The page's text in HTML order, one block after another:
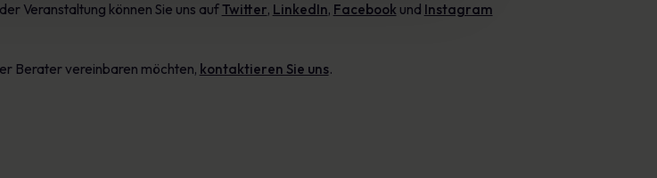
Veranstaltung können Sie uns aufTwitter, LinkedIn, Facebookund Instagram
Berater vereinbaren möchten, kontaktieren Sie uns.